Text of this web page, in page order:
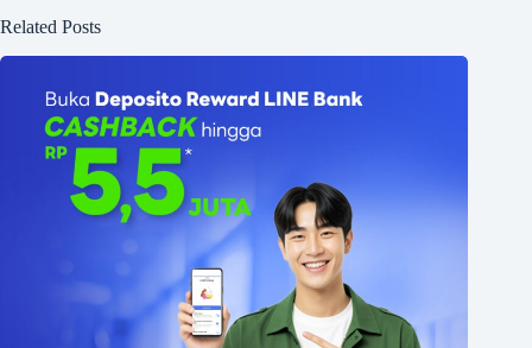
Related Posts